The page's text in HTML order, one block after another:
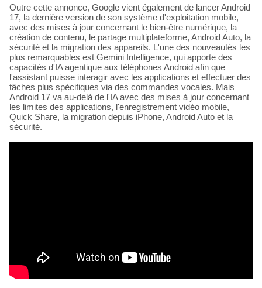
Outre cette annonce, Google vient également de lancer Android
17, la dernière version de son système d'exploitation mobile,
avec des mises à jour concernant le bien-être numérique, la
création de contenu, le partage multiplateforme, Android Auto, la
sécurité et la migration des appareils. L'une des nouveautés les
plus remarquables est Gemini Intelligence, qui apporte des
capacités d'IA agentique aux téléphones Android afin que
l'assistant puisse interagir avec les applications et effectuer des
tâches plus spécifiques via des commandes vocales. Mais
Android 17 va au-delà de l'IA avec des mises à jour concernant
les limites des applications, l'enregistrement vidéo mobile,
Quick Share, la migration depuis iPhone, Android Auto et la
sécurité.